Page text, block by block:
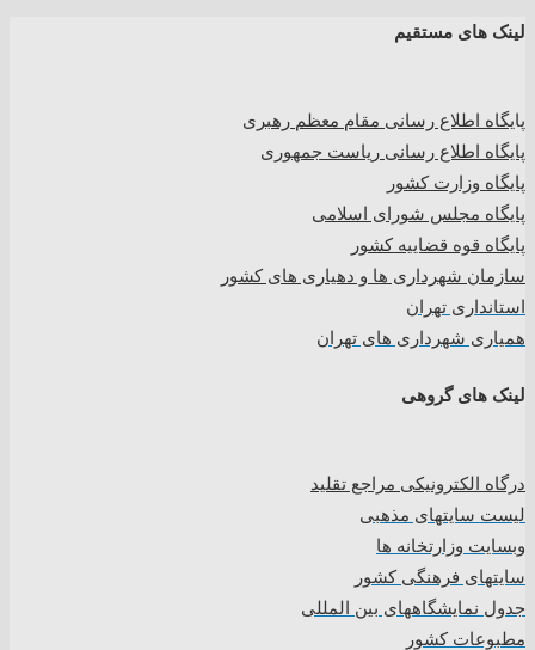
لینک های مستقیم
پایگاه اطلاع رسانی مقام معظم رهبری
پایگاه اطلاع رسانی ریاست جمهوری
پایگاه وزارت کشور
پایگاه مجلس شورای اسلامی
پایگاه قوه قضاییه کشور
سازمان شهرداری ها و دهیاری های کشور
استانداری تهران
همیاری شهرداری های تهران
لینک های گروهی
درگاه الکترونیکی مراجع تقلید
لیست سایتهای مذهبی
وبسایت وزارتخانه ها
سایتهای فرهنگی کشور
جدول نمایشگاههای بین المللی
مطبوعات کشور